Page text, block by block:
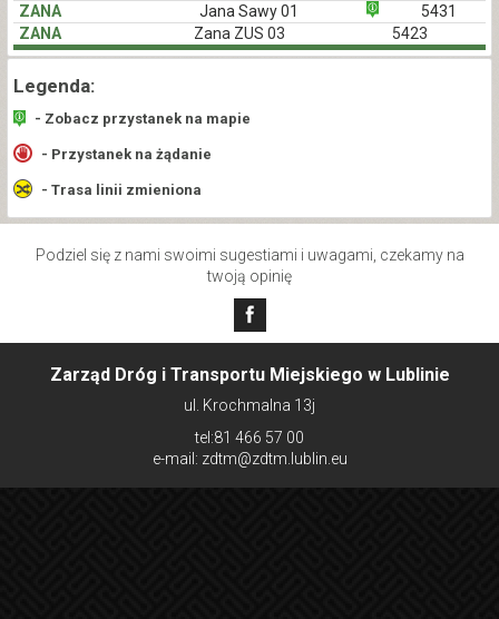
ZANA
Jana Sawy 01
5431
ZANA
Zana ZUS 03 5423
Legenda:
- Zobacz przystanek na mapie
- Przystanek na żądanie
- Trasa linii zmieniona
Podziel się z nami swoimi sugestiami i uwagami, czekamy na
twoją opinię
Zarząd Dróg i Transportu Miejskiego w Lublinie
ul. Krochmalna 13j
tel:81 466 57 00
e-mail: zdtm@zdtm.lublin.eu